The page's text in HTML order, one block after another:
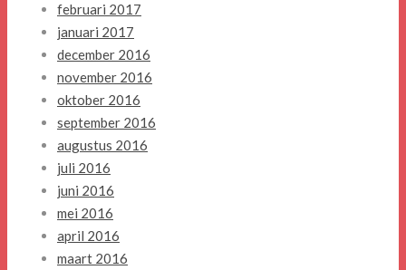
februari 2017
januari 2017
december 2016
november 2016
oktober 2016
september 2016
augustus 2016
juli 2016
juni 2016
mei 2016
april 2016
maart 2016